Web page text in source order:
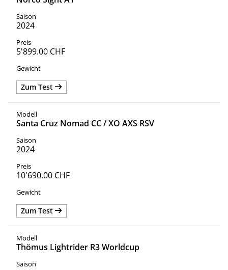
2024
5'899.00 CHF
Zum Test
Santa Cruz Nomad CC / XO AXS RSV
2024
10'690.00 CHF
Zum Test
Thömus Lightrider R3 Worldcup